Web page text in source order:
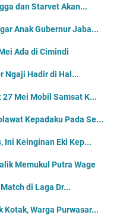
dan Starvet Akan...
Anak Gubernur Jaba...
Ada di Cimindi
Ngaji Hadir di Hal...
Mei Mobil Samsat K...
Kepadaku Pada Se...
Ini Keinginan Eki Kep...
Memukul Putra Wage
di Laga Dr...
Kotak, Warga Purwasar...